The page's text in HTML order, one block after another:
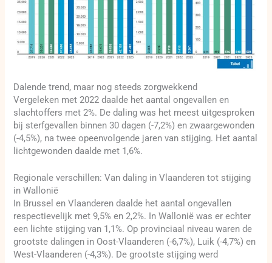
Dalende trend, maar nog steeds zorgwekkend
Vergeleken met 2022 daalde het aantal ongevallen en
slachtoffers met 2%. De daling was het meest uitgesproken
bij sterfgevallen binnen 30 dagen (-7,2%) en zwaargewonden
(-4,5%), na twee opeenvolgende jaren van stijging. Het aantal
lichtgewonden daalde met 1,6%.
Regionale verschillen: Van daling in Vlaanderen tot stijging
in Wallonië
In Brussel en Vlaanderen daalde het aantal ongevallen
respectievelijk met 9,5% en 2,2%. In Wallonië was er echter
een lichte stijging van 1,1%. Op provinciaal niveau waren de
grootste dalingen in Oost-Vlaanderen (-6,7%), Luik (-4,7%) en
West-Vlaanderen (-4,3%). De grootste stijging werd